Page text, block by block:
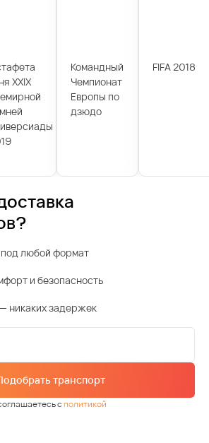
XXIX
Командный
Чемпионат
Европы по
дзюдо
FIFA 2018
любой формат
и безопасность
никаких задержек
транспорт
сполитикой